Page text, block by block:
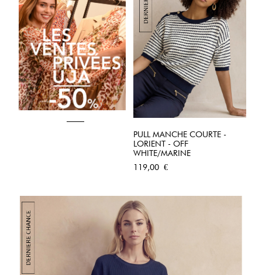
PULL MANCHE COURTE -
LORIENT - OFF
WHITE/MARINE
Prix
119,00 €